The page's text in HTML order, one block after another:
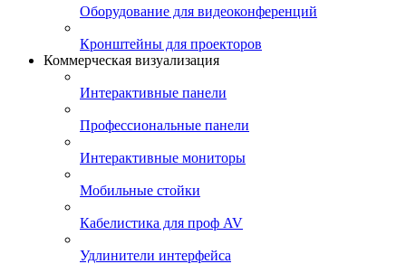
Оборудование для видеоконференций
Кронштейны для проекторов
Коммерческая визуализация
Интерактивные панели
Профессиональные панели
Интерактивные мониторы
Мобильные стойки
Кабелистика для проф AV
Удлинители интерфейса